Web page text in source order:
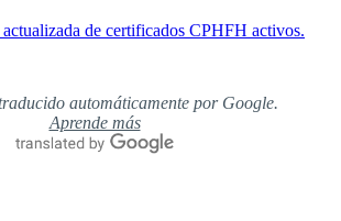
de certificados CPHFH activos.
automáticamente por Google.
Aprende más